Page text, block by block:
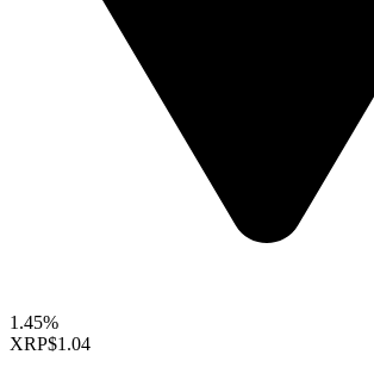
1.45%
XRP$1.04